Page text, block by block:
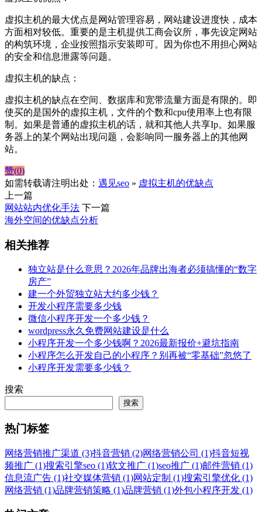
虚拟主机的最大优点是网站管理容易，网站建设进度快，成本
方面相对较低。重要的是主机提供工商会议所，事先设定网站
的构筑环境，企业按照指示安装即可。因为你也不用担心网站
的安全和信息泄露等问题。
虚拟主机的缺点：
虚拟主机的缺点在空间、数据库和宽带流量方面是有限的。即
使买的是国外的虚拟主机，文件的个数和cpu使用率上也有限
制。如果是普通的虚拟主机的话，就和其他人共享Ip。如果服
务器上的某个网站出现问题，会影响同一服务器上的其他网
站。
赞(0)
如需转载请注明出处： 遇见seo » 虚拟主机的优缺点
上一篇
网站站内优化手法 下一篇
海外空间的优缺点分析
相关推荐
独立站是什么意思？2026年品牌出海者必须搞懂的“数字
房产”
建一个外贸独立站大约多少钱？
开发小程序需要多少钱
微信小程序开发一个多少钱？
wordpress永久免费网站建设是什么
小程序开发一个多少钱啊？2026最新报价+避坑指南
小程序怎么开发自己的小程序？别再被“零基础”忽悠了
小程序开发需要多少钱？
搜索
搜索
热门标签
网络营销推广渠道 (3)抖音营销 (2)网络营销公司 (1)抖音短视
频推广 (1)搜索引擎seo (1)软文推广 (1)seo推广 (1)邮件营销 (1)
信息流广告 (1)社交媒体营销 (1)网站定制 (1)搜索引擎优化 (1)
网络营销 (1)品牌营销策略 (1)品牌营销 (1)外包小程序开发 (1)